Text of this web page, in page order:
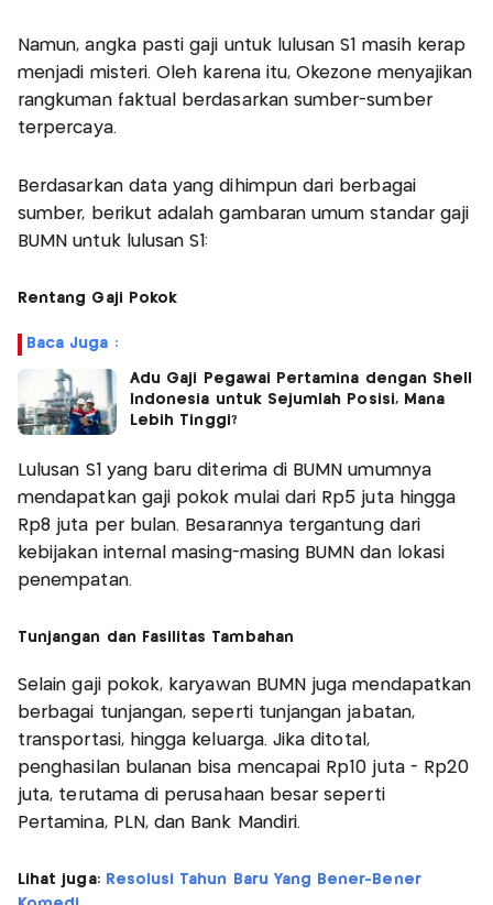
Namun, angka pasti gaji untuk lulusan S1 masih kerap
menjadi misteri. Oleh karena itu, Okezone menyajikan
rangkuman faktual berdasarkan sumber-sumber
terpercaya.
Berdasarkan data yang dihimpun dari berbagai
sumber, berikut adalah gambaran umum standar gaji
BUMN untuk lulusan S1:
Rentang Gaji Pokok
Baca Juga :
Adu Gaji Pegawai Pertamina dengan Shell
Indonesia untuk Sejumlah Posisi, Mana
Lebih Tinggi?
Lulusan S1 yang baru diterima di BUMN umumnya
mendapatkan gaji pokok mulai dari Rp5 juta hingga
Rp8 juta per bulan. Besarannya tergantung dari
kebijakan internal masing-masing BUMN dan lokasi
penempatan.
Tunjangan dan Fasilitas Tambahan
Selain gaji pokok, karyawan BUMN juga mendapatkan
berbagai tunjangan, seperti tunjangan jabatan,
transportasi, hingga keluarga. Jika ditotal,
penghasilan bulanan bisa mencapai Rp10 juta - Rp20
juta, terutama di perusahaan besar seperti
Pertamina, PLN, dan Bank Mandiri.
Lihat juga: Resolusi Tahun Baru Yang Bener-Bener